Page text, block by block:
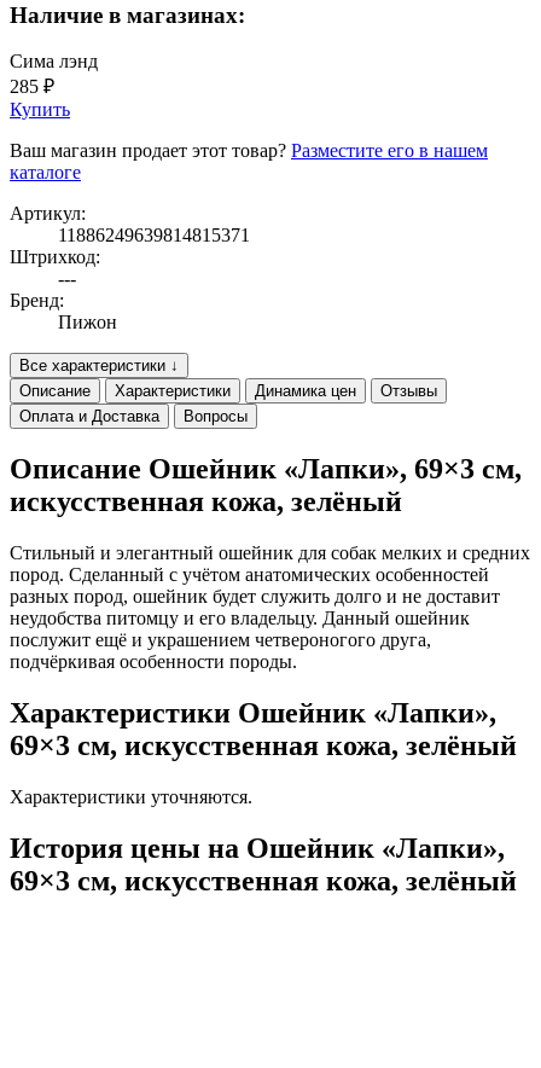
Наличие в магазинах:
Сима лэнд
285 ₽
Купить
Ваш магазин продает этот товар? Разместите его в нашем
каталоге
Артикул:
11886249639814815371
Штрихкод:
---
Бренд:
Пижон
Все характеристики ↓
Описание
Характеристики Динамика цен
Отзывы
Оплата и Доставка
Вопросы
Описание Ошейник «Лапки», 69×3 см,
искусственная кожа, зелёный
Стильный и элегантный ошейник для собак мелких и средних
пород. Сделанный с учётом анатомических особенностей
разных пород, ошейник будет служить долго и не доставит
неудобства питомцу и его владельцу. Данный ошейник
послужит ещё и украшением четвероногого друга,
подчёркивая особенности породы.
Характеристики Ошейник «Лапки»,
69×3 см, искусственная кожа, зелёный
Характеристики уточняются.
История цены на Ошейник «Лапки»,
69×3 см, искусственная кожа, зелёный